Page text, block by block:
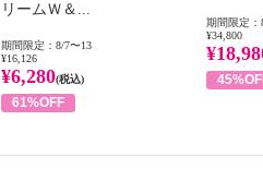
リームＷ＆...
期間限定：8/7〜13
¥16,126
¥6,280(税込)
61%OFF
期間限定：
¥34,800